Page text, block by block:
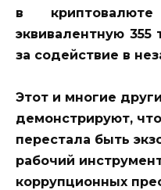
в
эквивалентную
за содействие в
Этот и многие
демонстрируют,
перестала быть
рабочий
коррупционных